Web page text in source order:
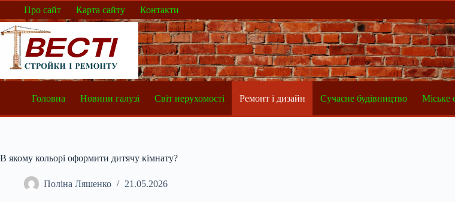
Перейти
вмісту
Про сайт Карта сайту Контакти
Головна Новини галузі Світ нерухомості Ремонт і дизайн Сучасне будівництво Міське
В якому кольорі оформити дитячу кімнату?
Поліна Ляшенко 21.05.2026